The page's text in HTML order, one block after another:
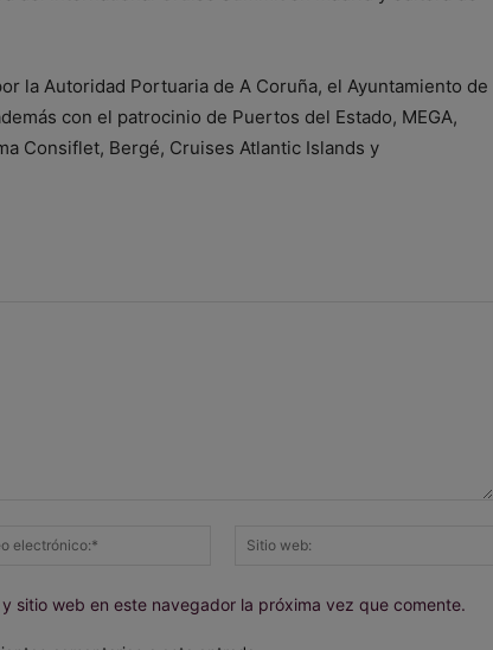
la Autoridad Portuaria de A Coruña, el Ayuntamiento de
con el patrocinio de Puertos del Estado, MEGA,
Consiflet, Bergé, Cruises Atlantic Islands y
Correo
sitio web en este navegador la próxima vez que comente.